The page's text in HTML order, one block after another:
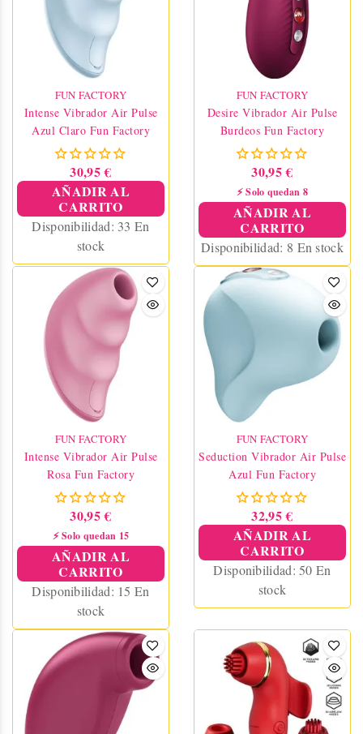
FUN FACTORY
Intense Vibrador Air Pulse
Azul Claro Fun Factory
30,95 €
AÑADIR AL
CARRITO
Disponibilidad: 33 En
stock
FUN FACTORY
Desire Vibrador Air Pulse
Burdeos Fun Factory
30,95 €
⚡ Solo quedan 8
AÑADIR AL
CARRITO
Disponibilidad: 8 En stock
FUN FACTORY
Intense Vibrador Air Pulse
Rosa Fun Factory
30,95 €
⚡ Solo quedan 15
AÑADIR AL
CARRITO
Disponibilidad: 15 En
stock
FUN FACTORY
Seduction Vibrador Air Pulse
Azul Fun Factory
32,95 €
AÑADIR AL
CARRITO
Disponibilidad:50 En
stock